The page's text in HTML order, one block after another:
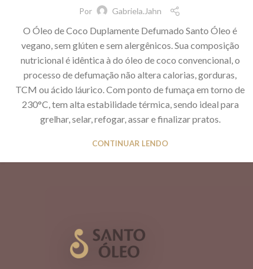
Por Gabriela.jahn
O Óleo de Coco Duplamente Defumado Santo Óleo é
vegano, sem glúten e sem alergênicos. Sua composição
nutricional é idêntica à do óleo de coco convencional, o
processo de defumação não altera calorias, gorduras,
TCM ou ácido láurico. Com ponto de fumaça em torno de
230°C, tem alta estabilidade térmica, sendo ideal para
grelhar, selar, refogar, assar e finalizar pratos.
CONTINUAR LENDO